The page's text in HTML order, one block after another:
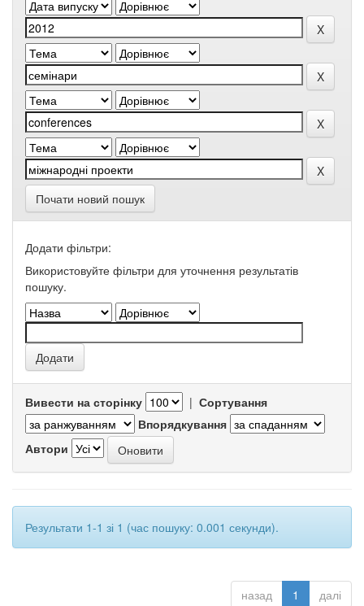
Почати новий пошук
Додати фільтри:
Використовуйте фільтри для уточнення результатів
пошуку.
Вивести на сторінку | Сортування
Впорядкування
Автори
Результати 1-1 зі 1 (час пошуку: 0.001 секунди).
назад 1 далі